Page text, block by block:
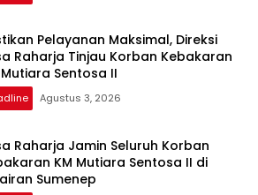
Pelayanan Maksimal, Direksi
Raharja Tinjau Korban Kebakaran
Mutiara Sentosa II
Agustus 3, 2026
Raharja Jamin Seluruh Korban
KM Mutiara Sentosa II di
Sumenep